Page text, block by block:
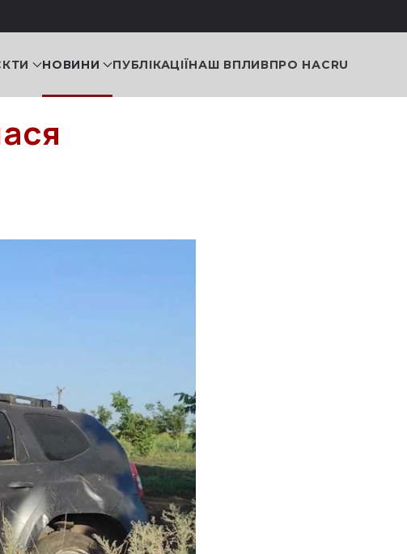
НОВИНИ ПУБЛІКАЦІЇНАШ ВПЛИВПРО НАСRU